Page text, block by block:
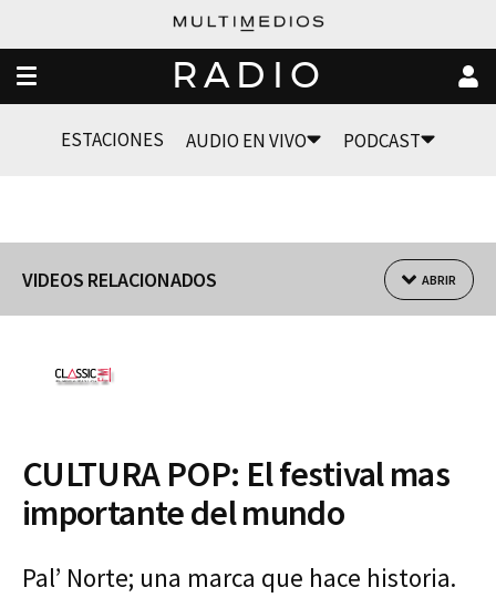
RADIO
ESTACIONES AUDIO EN VIVO PODCAST
VIDEOS RELACIONADOS ABRIR
CULTURA POP: El festival mas
importante del mundo
Pal’ Norte; una marca que hace historia.